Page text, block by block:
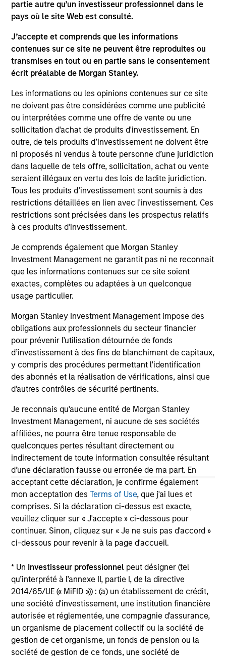
partie autre qu’un investisseur professionnel dans le
pays où le site Web est consulté.
J’accepte et comprends que les informations
contenues sur ce site ne peuvent être reproduites ou
transmises en tout ou en partie sans le consentement
écrit préalable de Morgan Stanley.
Les informations ou les opinions contenues sur ce site
ne doivent pas être considérées comme une publicité
ou interprétées comme une offre de vente ou une
sollicitation d'achat de produits d'investissement. En
outre, de tels produits d’investissement ne doivent être
ni proposés ni vendus à toute personne d’une juridiction
dans laquelle de tels offre, sollicitation, achat ou vente
seraient illégaux en vertu des lois de ladite juridiction.
Tous les produits d’investissement sont soumis à des
restrictions détaillées en lien avec l'investissement. Ces
restrictions sont précisées dans les prospectus relatifs
à ces produits d'investissement.
Je comprends également que Morgan Stanley
Investment Management ne garantit pas ni ne reconnait
que les informations contenues sur ce site soient
exactes, complètes ou adaptées à un quelconque
usage particulier.
Morgan Stanley Investment Management impose des
obligations aux professionnels du secteur financier
pour prévenir l’utilisation détournée de fonds
d’investissement à des fins de blanchiment de capitaux,
y compris des procédures permettant l'identification
des abonnés et la réalisation de vérifications, ainsi que
d'autres contrôles de sécurité pertinents.
Je reconnais qu'aucune entité de Morgan Stanley
Investment Management, ni aucune de ses sociétés
affiliées, ne pourra être tenue responsable de
quelconques pertes résultant directement ou
indirectement de toute information consultée résultant
d’une déclaration fausse ou erronée de ma part. En
acceptant cette déclaration, je confirme également
mon acceptation desTerms of Use, que j'ai lues et
comprises. Si la déclaration ci-dessus est exacte,
veuillez cliquer sur « J'accepte » ci-dessous pour
continuer. Sinon, cliquez sur « Je ne suis pas d'accord »
ci-dessous pour revenir à la page d'accueil.
* Un Investisseur professionnel peut désigner (tel
qu’interprété à l’annexe II, partie I, de la directive
2014/65/UE (« MiFID »)) : (a) un établissement de crédit,
une société d'investissement, une institution financière
autorisée et réglementée, une compagnie d'assurance,
un organisme de placement collectif ou la société de
gestion de cet organisme, un fonds de pension ou la
société de gestion de ce fonds, une société de
Team Insights
ARTICLE
The MSIM Quantitative Duration
Strategy Model: A Factor-Based
Approach to Managing Interest Rates
Anton Heese and Matas Vala explore the
Quantitative Duration Strategy Model, one of
their investment process, as it helps provide
structure and rigour with identifying and
processing relevant and important data.
05-AUG-2026
May not represent all Team Members.
The information on this page is for informational
purposes only. The information contained herein does
not constitute and should not be construed as an
offering of advisory services or an offer to sell or a
solicitation of an offer to buy any securities in any
jurisdiction in which such offer or solicitation,
purchase or sale would be unlawful under the
securities, insurance or other laws of such jurisdiction.
All investing involves risks, including a loss of principal.
Please refer to the strategy detail page for important
information on the strategy, including additional risk
considerations.